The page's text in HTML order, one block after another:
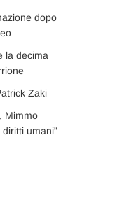
dopo
la decima
Zaki
Mimmo
umani”